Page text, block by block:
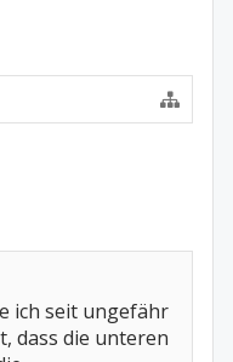
ich seit ungefähr
dass die unteren